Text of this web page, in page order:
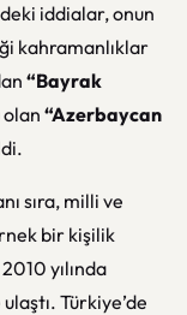
iddialar, onun
kahramanlıklar
“Bayrak
olan “Azerbaycan
sıra, milli ve
bir kişilik
yılında
Türkiye’de